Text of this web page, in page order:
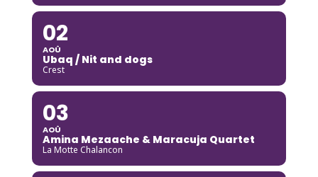
02
AOÛ
Ubaq / Nit and dogs
Crest
03
AOÛ
Amina Mezaache & Maracuja Quartet
La Motte Chalancon